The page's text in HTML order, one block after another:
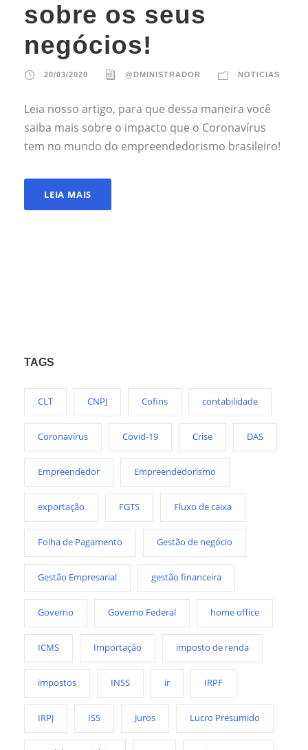
sobre os seus
negócios!
20/03/2020 @DMINISTRADOR NOTICIAS
Leia nosso artigo, para que dessa maneira você
saiba mais sobre o impacto que o Coronavírus
tem no mundo do empreendedorismo brasileiro!
LEIA MAIS
TAGS
CLT CNPJ Cofins contabilidade
Coronavírus Covid-19 Crise DAS
Empreendedor Empreendedorismo
exportação FGTS Fluxo de caixa
Folha de Pagamento Gestão de negócio
Gestão Empresarial gestão financeira
Governo Governo Federal home office
ICMS Importação imposto de renda
impostos INSS ir IRPF
IRPJ ISS Juros Lucro Presumido